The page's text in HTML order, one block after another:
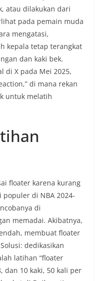
atau dilakukan dari
pada pemain muda
mengatasi,
kepala tetap terangkat
dan kaki bek.
di X pada Mei 2025,
di mana rekan
untuk melatih
floater karena kurang
di NBA 2024-
di
memadai. Akibatnya,
membuat floater
dedikasikan
latihan “floater
dan 10 kaki, 50 kali per